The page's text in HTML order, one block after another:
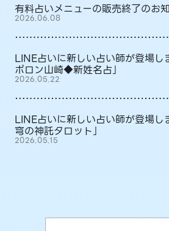
有料占いメニューの販売終了のお
2026.06.08
LINE占いに新しい占い師が登場し
ポロン山崎◆新姓名占」
2026.05.22
LINE占いに新しい占い師が登場
穹の神託タロット」
2026.05.15